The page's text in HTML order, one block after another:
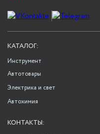
КАТАЛОГ:
Инструмент
Автотовары
Электрика и свет
Автохимия
КОНТАКТЫ: